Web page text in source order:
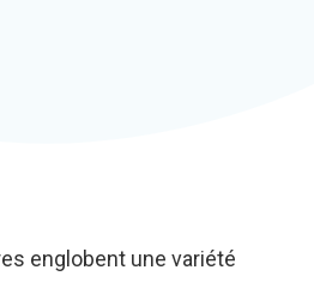
englobent une variété